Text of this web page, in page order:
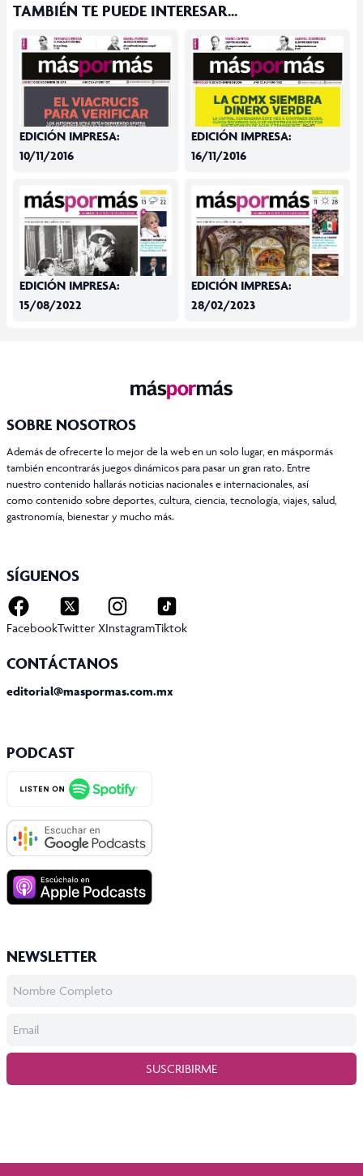
TAMBIÉN TE PUEDE INTERESAR...
EDICIÓN IMPRESA:
10/11/2016
EDICIÓN IMPRESA:
16/11/2016
EDICIÓN IMPRESA:
15/08/2022
EDICIÓN IMPRESA:
28/02/2023
SOBRE NOSOTROS
Además de ofrecerte lo mejor de la web en un solo lugar, en máspormás
también encontrarás juegos dinámicos para pasar un gran rato. Entre
nuestro contenido hallarás noticias nacionales e internacionales, así
como contenido sobre deportes, cultura, ciencia, tecnología, viajes, salud,
gastronomía, bienestar y mucho más.
SÍGUENOS
FacebookTwitter XInstagramTiktok
CONTÁCTANOS
editorial@maspormas.com.mx
PODCAST
NEWSLETTER
SUSCRIBIRME